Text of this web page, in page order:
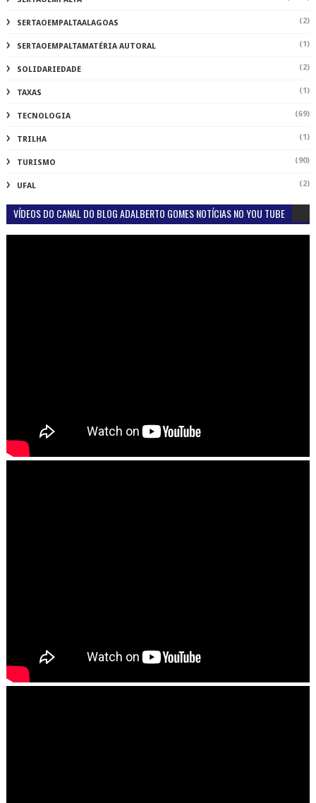
SERTAOEMPALTAALAGOAS (2)
SERTAOEMPALTAMATÉRIA AUTORAL (1)
SOLIDARIEDADE (2)
TAXAS (1)
TECNOLOGIA (69)
TRILHA (1)
TURISMO (90)
UFAL (2)
VÍDEOS DO CANAL DO BLOG ADALBERTO GOMES NOTÍCIAS NO YOU TUBE